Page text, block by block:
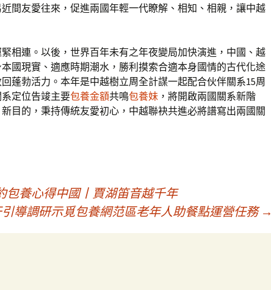
間友愛往來，促進兩國年輕一代瞭解、相知、相親，讓中越
相連。以後，世界百年未有之年夜變局加快演進，中國、越
國現實、適應時期潮水，勝利摸索合適本身國情的古代化途
蓬勃活力。本年是中越樹立周全計謀一起配合伙伴關系15周
定位告竣主要包養金額共鳴包養妹 ，將開啟兩國關系新階
新目的，秉持傳統友愛初心，中越聯袂共進必將譜寫出兩國關
包養心得中國丨賈湖笛音越千年
導調研示覓包養網范區老年人助餐點運營任務 →